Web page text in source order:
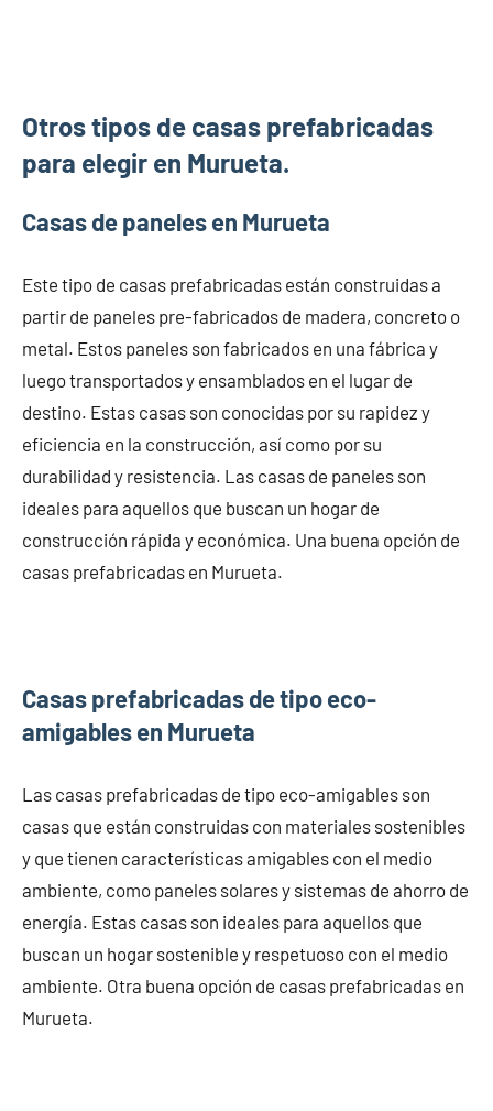
Otros tipos de casas prefabricadas
para elegir en Murueta.
Casas de paneles en Murueta
Este tipo de casas prefabricadas están construidas a
partir de paneles pre-fabricados de madera, concreto o
metal. Estos paneles son fabricados en una fábrica y
luego transportados y ensamblados en el lugar de
destino. Estas casas son conocidas por su rapidez y
eficiencia en la construcción, así como por su
durabilidad y resistencia. Las casas de paneles son
ideales para aquellos que buscan un hogar de
construcción rápida y económica. Una buena opción de
casas prefabricadas en Murueta.
Casas prefabricadas de tipo eco-
amigables en Murueta
Las casas prefabricadas de tipo eco-amigables son
casas que están construidas con materiales sostenibles
y que tienen características amigables con el medio
ambiente, como paneles solares y sistemas de ahorro de
energía. Estas casas son ideales para aquellos que
buscan un hogar sostenible y respetuoso con el medio
ambiente. Otra buena opción de casas prefabricadas en
Murueta.